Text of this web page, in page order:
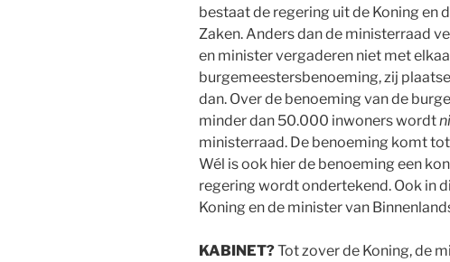
bestaat de regering uit de Koning en
Zaken. Anders dan de ministerraad
en minister vergaderen niet met
burgemeestersbenoeming, zij
dan. Over de benoeming van de
minder dan 50.000 inwoners wordt
ministerraad. De benoeming komt
Wél is ook hier de benoeming een
regering wordt ondertekend. Ook in
Koning en de minister van
KABINET?Tot zover de Koning, de